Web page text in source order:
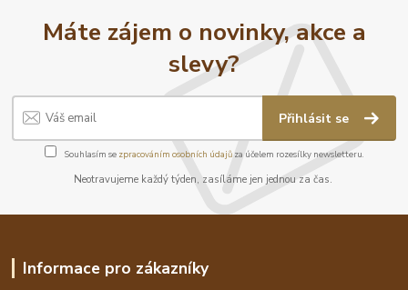
Máte zájem o novinky, akce a
slevy?
Přihlásit se
Souhlasím se zpracováním osobních údajůza účelem rozesílky newsletteru.
Neotravujeme každý týden, zasíláme jen jednou za čas.
Informace pro zákazníky